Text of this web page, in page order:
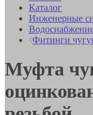
Каталог
Инженерные
Фитинги
Муфта